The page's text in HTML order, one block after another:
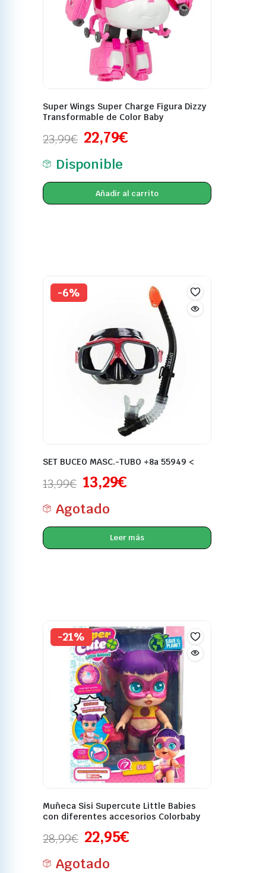
Super Wings Super Charge Figura Dizzy
Transformable de Color Baby
23,99€ 22,79€
Disponible
Añadir al carrito
-6%
SET BUCEO MASC.-TUBO +8a 55949 <
13,99€ 13,29€
Agotado
Leer más
-21%
Muñeca Sisi Supercute Little Babies
con diferentes accesorios Colorbaby
28,99€ 22,95€
Agotado